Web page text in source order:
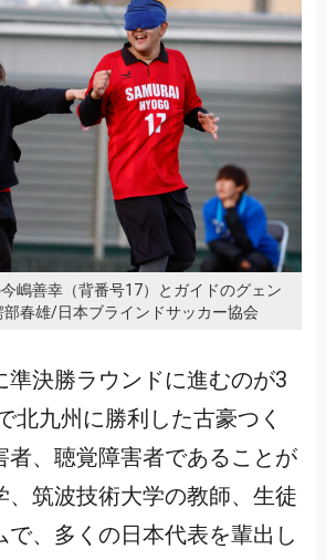
嶋善幸（背番号17）とガイドのグェン
部春雄/日本ブラインドサッカー協会
決勝ラウンドに進むのが3
北九州に勝利した古豪つく
者、聴覚障害者であることが
、筑波技術大学の教師、生徒
で、多くの日本代表を輩出し